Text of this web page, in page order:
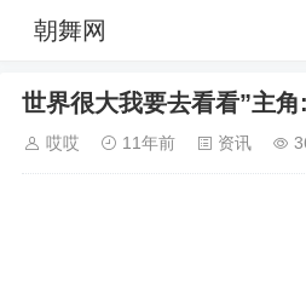
朝舞网
世界很大我要去看看”主
哎哎 11年前 资讯